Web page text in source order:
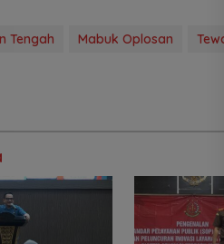
Tengah Mabuk Oplosan